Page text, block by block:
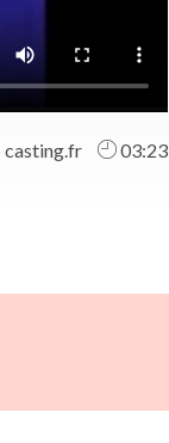
casting.fr 03:23